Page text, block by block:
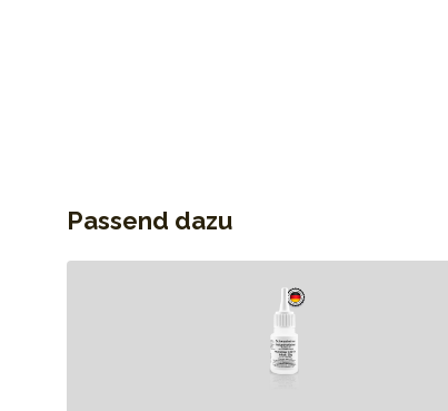
Passend dazu